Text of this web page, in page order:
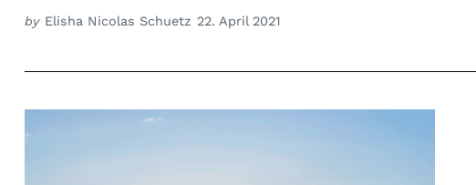
by Elisha Nicolas Schuetz 22. April 2021